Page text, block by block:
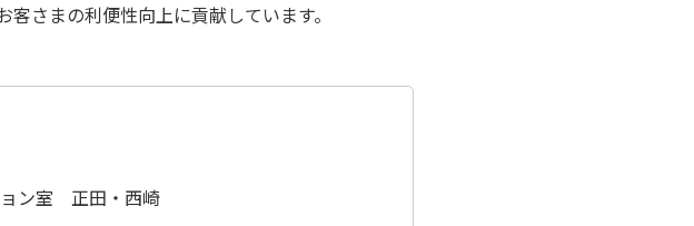
さまの利便性向上に貢献しています。
ョン室 正田・西崎